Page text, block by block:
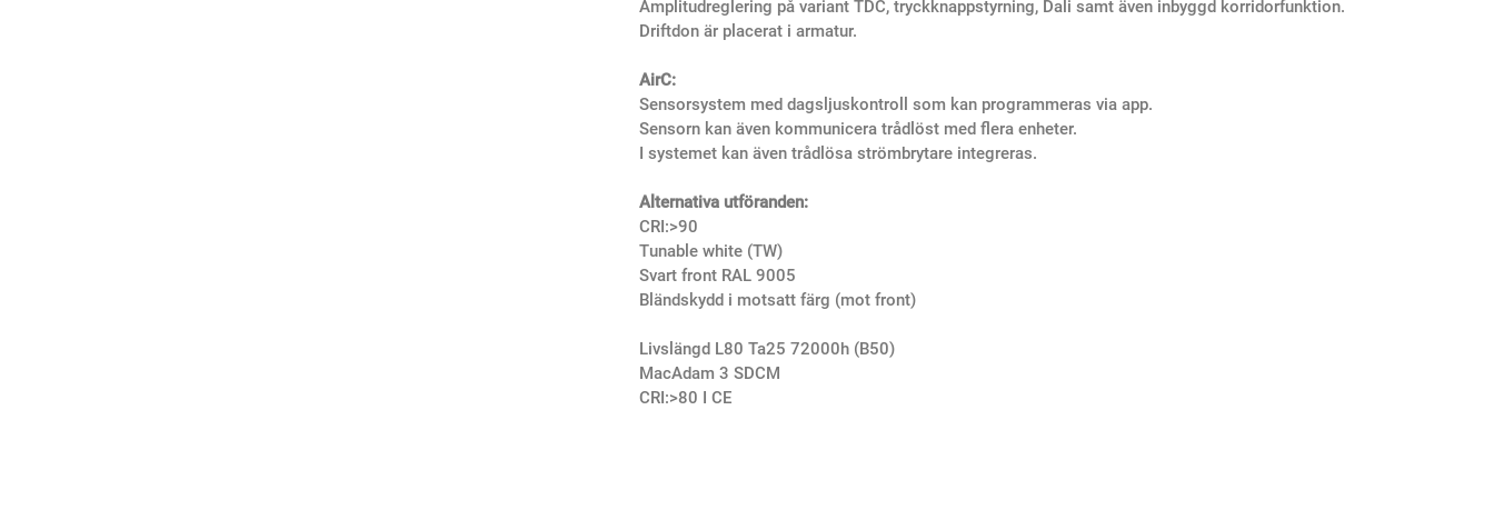
Amplitudreglering på variant TDC, tryckknappstyrning, Dali samt även inbyggd korridorfunktion.
Driftdon är placerat i armatur.
AirC:
Sensorsystem med dagsljuskontroll som kan programmeras via app.
Sensorn kan även kommunicera trådlöst med flera enheter.
I systemet kan även trådlösa strömbrytare integreras.
Alternativa utföranden:
CRI:>90
Tunable white (TW)
Svart front RAL 9005
Bländskydd i motsatt färg (mot front)
Livslängd L80 Ta25 72000h (B50)
MacAdam 3 SDCM
CRI:>80 I CE